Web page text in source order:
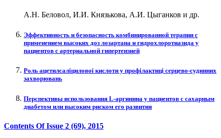
А.Н. Беловол, И.И. Князькова, А.И. Цыганков и др.
Эффективность и безопасность комбинированной терапии с
применением высоких доз лозартана и гидрохлоротиазида у
пациентов с артериальной гипертензией
Роль ацетилсаліцилової кислоти у профілактиці серцево-судинних
захворювань
Перспективы использования L-аргинина у пациентов с сахарным
диабетом или высоким риском его развития
Contents Of Issue 2 (69), 2015